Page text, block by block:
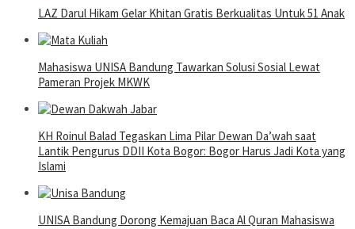
LAZ Darul Hikam Gelar Khitan Gratis Berkualitas Untuk 51 Anak
Mahasiswa UNISA Bandung Tawarkan Solusi Sosial Lewat
Pameran Projek MKWK
KH Roinul Balad Tegaskan Lima Pilar Dewan Da’wah saat
Lantik Pengurus DDII Kota Bogor: Bogor Harus Jadi Kota yang
Islami
UNISA Bandung Dorong Kemajuan Baca Al Quran Mahasiswa